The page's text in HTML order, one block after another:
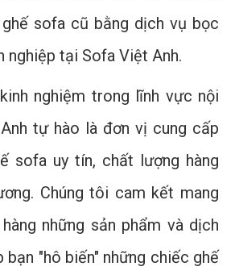
sofa cũ bằng dịch vụ bọc
nghiệp tại Sofa Việt Anh.
nghiệm trong lĩnh vực nội
tự hào là đơn vị cung cấp
sofa uy tín, chất lượng hàng
Chúng tôi cam kết mang
những sản phẩm và dịch
bạn "hô biến" những chiếc ghế